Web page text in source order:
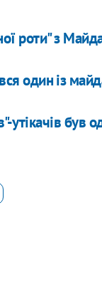
роти" з
один із
утікачів був